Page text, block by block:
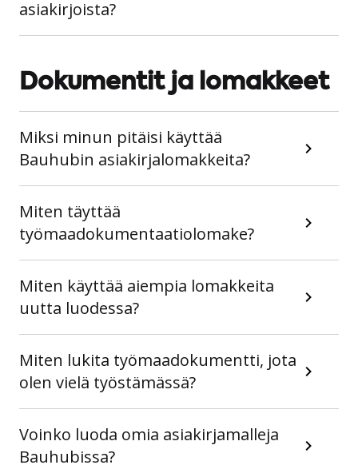
asiakirjoista?
Dokumentit ja lomakkeet
Miksi minun pitäisi käyttää
Bauhubin asiakirjalomakkeita?
Miten täyttää
työmaadokumentaatiolomake?
Miten käyttää aiempia lomakkeita
uutta luodessa?
Miten lukita työmaadokumentti, jota
olen vielä työstämässä?
Voinko luoda omia asiakirjamalleja
Bauhubissa?